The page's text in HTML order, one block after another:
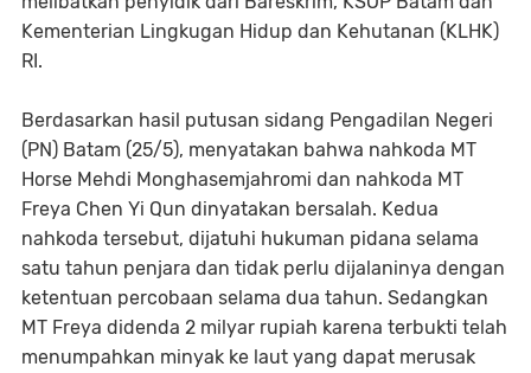
Kementerian Lingkugan Hidup dan Kehutanan (KLHK)
RI.
Berdasarkan hasil putusan sidang Pengadilan Negeri
(PN) Batam (25/5), menyatakan bahwa nahkoda MT
Horse Mehdi Monghasemjahromi dan nahkoda MT
Freya Chen Yi Qun dinyatakan bersalah. Kedua
nahkoda tersebut, dijatuhi hukuman pidana selama
satu tahun penjara dan tidak perlu dijalaninya dengan
ketentuan percobaan selama dua tahun. Sedangkan
MT Freya didenda 2 milyar rupiah karena terbukti telah
menumpahkan minyak ke laut yang dapat merusak